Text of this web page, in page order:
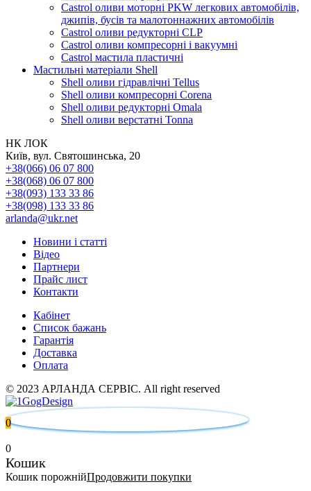
Castrol оливи моторні PKW легкових автомобілів,
джипів, бусів та малотоннажних автомобілів
Castrol оливи редукторні CLP
Castrol оливи компресорні і вакуумні
Castrol мастила пластичні
Мастильні матеріали Shell
Shell оливи гідравлічні Tellus
Shell оливи компресорні Corena
Shell оливи редукторні Omala
Shell оливи верстатні Tonna
НК ЛОК
Київ, вул. Святошинська, 20
+38(066) 06 07 800
+38(068) 06 07 800
+38(093) 133 33 86
+38(098) 133 33 86
arlanda@ukr.net
Новини і статті
Відео
Партнери
Прайс лист
Контакти
Кабінет
Список бажань
Гарантія
Доставка
Оплата
© 2023 АРЛАНДА СЕРВІС. All right reserved
0
0
Кошик
Кошик порожнійПродовжити покупки